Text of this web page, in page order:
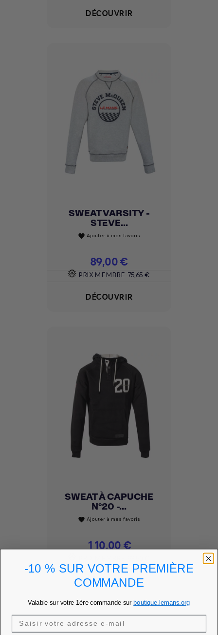
DÉCOUVRIR
SWEAT VARSITY -
STEVE...
favorite Ajouter à mes favoris
Prix
89,00 €
PRIX MEMBRE 75,65 €
DÉCOUVRIR
SWEAT À CAPUCHE
N°20 -...
favorite Ajouter à mes favoris
Prix
110,00 €
DÉCOUVRIR
-10 % SUR VOTRE PREMIÈRE
COMMANDE
Valable sur votre 1ère commande sur boutique.lemans.org